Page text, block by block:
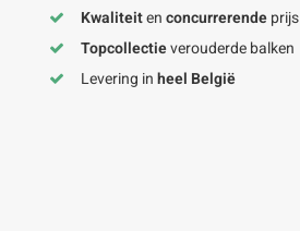
Kwaliteitenconcurrerendeprijs
Topcollectieverouderde balken
Levering inheel België